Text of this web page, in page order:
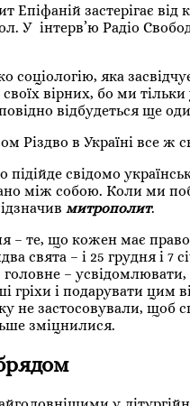
застерігає
У інтерв’ю Радіо
яка
вірних, бо ми
відбудеться ще
в Україні все ж
свідомо
між собою. Коли ми
митрополит.
– те, що кожен має
свята – і 25 грудня і 7
головне –
і подарувати цим
застосовували, щоб
зміцнилися.